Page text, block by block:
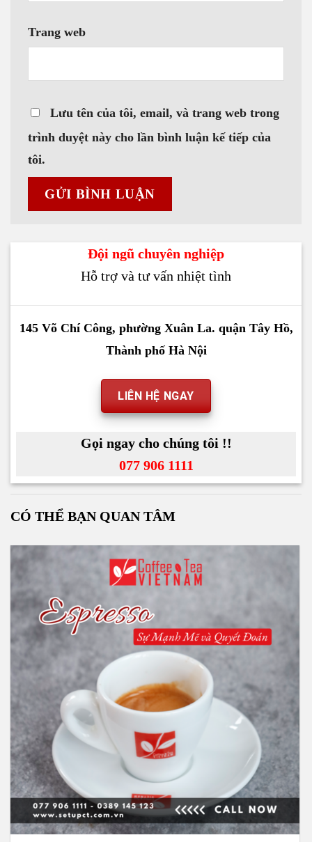
Trang web
Lưu tên của tôi, email, và trang web trong
trình duyệt này cho lần bình luận kế tiếp của
tôi.
Đội ngũ chuyên nghiệp
Hỗ trợ và tư vấn nhiệt tình
145 Võ Chí Công, phường Xuân La. quận Tây Hồ,
Thành phố Hà Nội
LIÊN HỆ NGAY
Gọi ngay cho chúng tôi !!
077 906 1111
CÓ THỂ BẠN QUAN TÂM